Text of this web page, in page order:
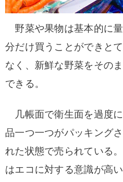
野菜や果物は基本的に
分だけ買うことができと
なく、新鮮な野菜をその
できる。
几帳面で衛生面を過度
品一つ一つがパッキング
れた状態で売られている
はエコに対する意識が高い